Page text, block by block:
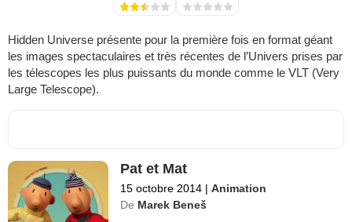
Hidden Universe présente pour la première fois en format géant
les images spectaculaires et très récentes de l’Univers prises par
les télescopes les plus puissants du monde comme le VLT (Very
Large Telescope).
Pat et Mat
15 octobre 2014 | Animation
De Marek Beneš